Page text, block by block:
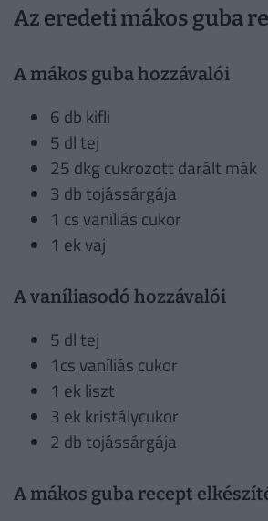
Az eredeti mákos guba
A mákos guba hozzávalói
6 db kifli
5 dl tej
25 dkg cukrozott darált mák
3 db tojássárgája
1 cs vaníliás cukor
1 ek vaj
A vaníliasodó hozzávalói
5 dl tej
1cs vaníliás cukor
1 ek liszt
3 ek kristálycukor
2 db tojássárgája
A mákos guba recept